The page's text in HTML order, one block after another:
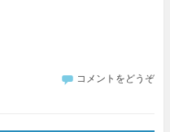
コメントをどうぞ